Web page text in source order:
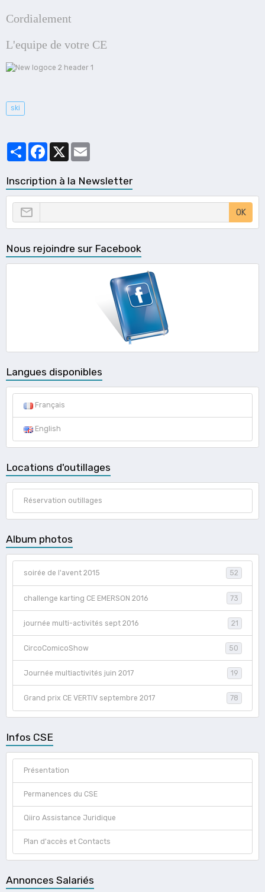
Cordialement
L'equipe de votre CE
ski
PartagerFacebook
Inscription à la Newsletter
OK
Nous rejoindre sur Facebook
Langues disponibles
Français
English
Locations d'outillages
Réservation outillages
Album photos
soirée de l'avent 2015 52
challenge karting CE EMERSON 2016 73
journée multi-activités sept 2016 21
CircoComicoShow 50
Journée multiactivités juin 2017 19
Grand prix CE VERTIV septembre 2017 78
Infos CSE
Présentation
Permanences du CSE
Qiiro Assistance Juridique
Plan d'accès et Contacts
Annonces Salariés